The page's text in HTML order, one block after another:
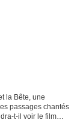
la Bête, une
passages chantés
t-il voir le film